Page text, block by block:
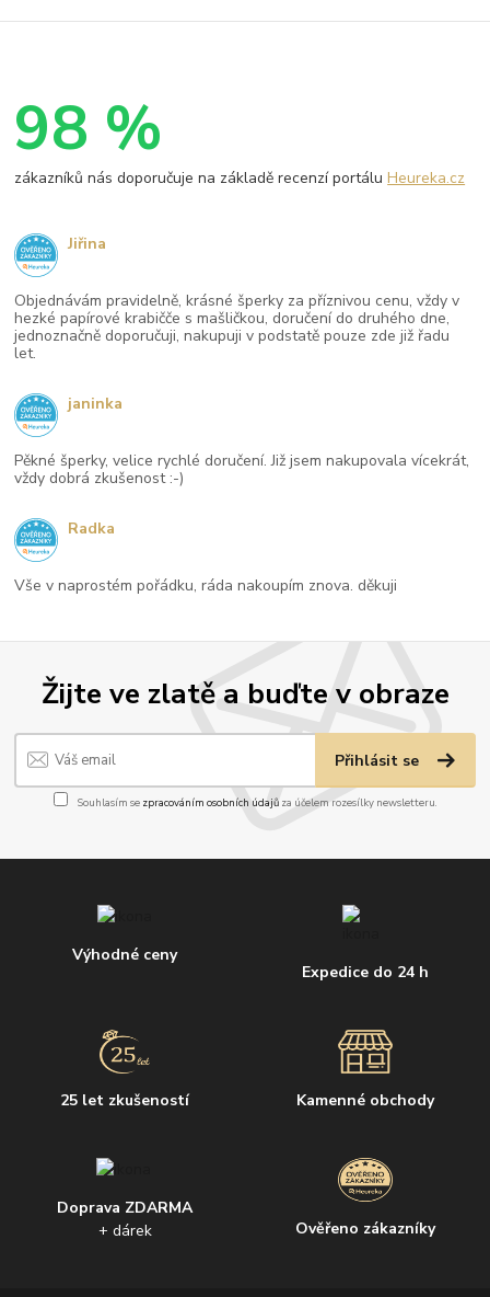
Žijte ve zlatě a buďte v obraze
Přihlásit se
Souhlasím se zpracováním osobních údajůza účelem rozesílky newsletteru.
Výhodné ceny
Expedice do 24 h
25 let zkušeností Kamenné obchody
Doprava ZDARMA
+ dárek
Ověřeno zákazníky
98 %
zákazníků nás doporučuje na základě recenzí portáluHeureka.cz
Objednávám pravidelně, krásné šperky za příznivou cenu, vždy v
hezké papírové krabičče s mašličkou, doručení do druhého dne,
jednoznačně doporučuji, nakupuji v podstatě pouze zde již řadu
let.
Jiřina
Pěkné šperky, velice rychlé doručení. Již jsem nakupovala vícekrát,
vždy dobrá zkušenost :-)
janinka
Vše v naprostém pořádku, ráda nakoupím znova. děkuji
Radka